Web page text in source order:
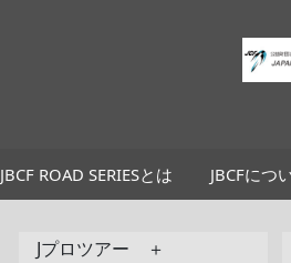
JBCF ROAD SERIESとは JBCFにつ
Jプロツアー ＋